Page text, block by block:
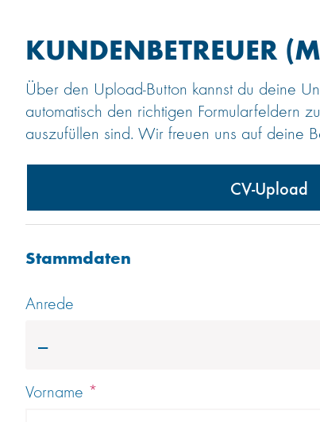
KUNDENBETREUER
Über den Upload-Button kannst du deine
automatisch den richtigen Formularfeldern
auszufüllen sind. Wir freuen uns auf deine
CV-Upload
Stammdaten
Anrede
---
Vorname *